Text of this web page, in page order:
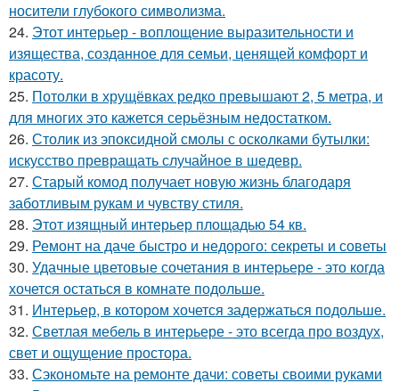
носители глубокого символизма.
24. Этот интерьер - воплощение выразительности и
изящества, созданное для семьи, ценящей комфорт и
красоту.
25. Потолки в хрущёвках редко превышают 2, 5 метра, и
для многих это кажется серьёзным недостатком.
26. Столик из эпоксидной смолы с осколками бутылки:
искусство превращать случайное в шедевр.
27. Старый комод получает новую жизнь благодаря
заботливым рукам и чувству стиля.
28. Этот изящный интерьер площадью 54 кв.
29. Ремонт на даче быстро и недорого: секреты и советы
30. Удачные цветовые сочетания в интерьере - это когда
хочется остаться в комнате подольше.
31. Интерьер, в котором хочется задержаться подольше.
32. Светлая мебель в интерьере - это всегда про воздух,
свет и ощущение простора.
33. Сэкономьте на ремонте дачи: советы своими руками